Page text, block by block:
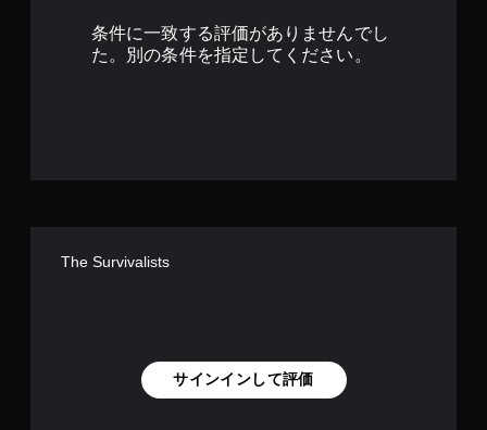
条件に一致する評価がありませんでし
た。別の条件を指定してください。
The Survivalists
サインインして評価